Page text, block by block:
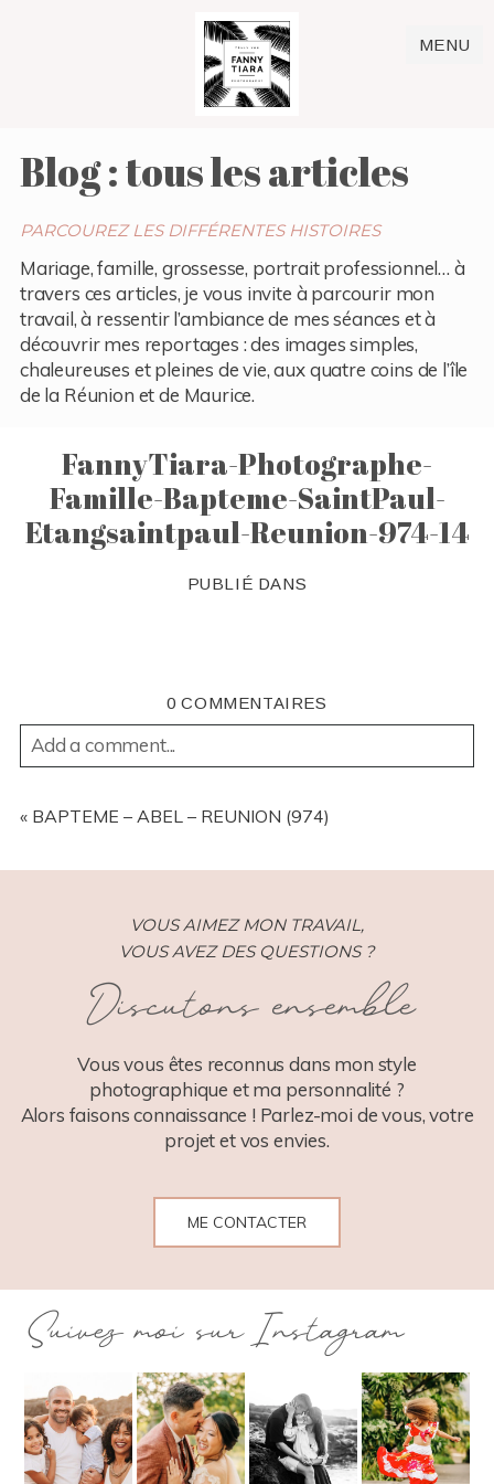
MENU
Blog : tous les articles
PARCOUREZ LES DIFFÉRENTES HISTOIRES
Mariage, famille, grossesse, portrait professionnel… à
travers ces articles, je vous invite à parcourir mon
travail, à ressentir l’ambiance de mes séances et à
découvrir mes reportages : des images simples,
chaleureuses et pleines de vie, aux quatre coins de l’île
de la Réunion et de Maurice.
FannyTiara-Photographe-
Famille-Bapteme-SaintPaul-
Etangsaintpaul-Reunion-974-14
PUBLIÉ DANS
0 COMMENTAIRES
Add a comment...
REQUIRED FIELDS ARE MARKED *
« BAPTEME – ABEL – REUNION (974)
VOUS AIMEZ MON TRAVAIL,
VOUS AVEZ DES QUESTIONS ?
Discutons ensemble
Vous vous êtes reconnus dans mon style
photographique et ma personnalité ?
Alors faisons connaissance ! Parlez-moi de vous, votre
projet et vos envies.
ME CONTACTER
Suivez moi sur Instagram